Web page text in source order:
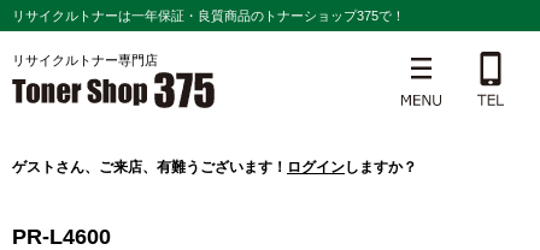
リサイクルトナーは一年保証・良質商品のトナーショップ375で！
リサイクルトナー専門店
ゲスト さん、ご来店、有難うございます！ ログインしますか？
PR-L4600